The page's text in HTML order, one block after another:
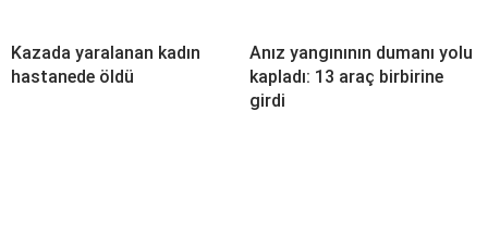
Kazada yaralanan kadın
hastanede öldü
Anız yangınının dumanı yolu
kapladı: 13 araç birbirine
girdi